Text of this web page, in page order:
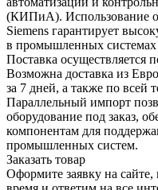
(КИПиА). Использование
Siemens гарантирует
в промышленных
Поставка осуществляется
Возможна доставка из
за 7 дней, а также по всей
Параллельный импорт
оборудование под заказ,
компонентам для
промышленных систем.
Заказать товар
Оформите заявку на